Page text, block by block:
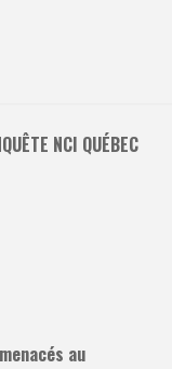
NCI QUÉBEC
au